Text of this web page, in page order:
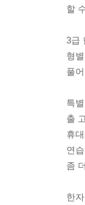
할
3급
형
풀
특
출
휴
연
좀
한